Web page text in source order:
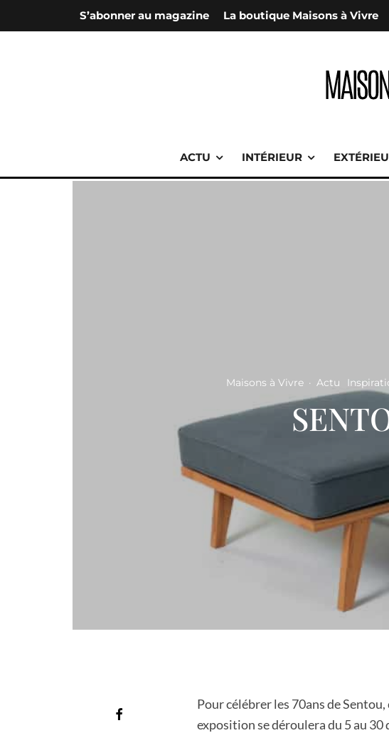
S’abonner au magazine La boutique Maisons à Vivre
ACTU INTÉRIEUR
Maisons à Vivre · Actu
Pour célébrer les 70ans de
exposition se déroulera du 5 au